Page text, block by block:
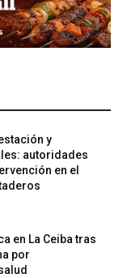
y
autoridades
en el
en La Ceiba tras
por